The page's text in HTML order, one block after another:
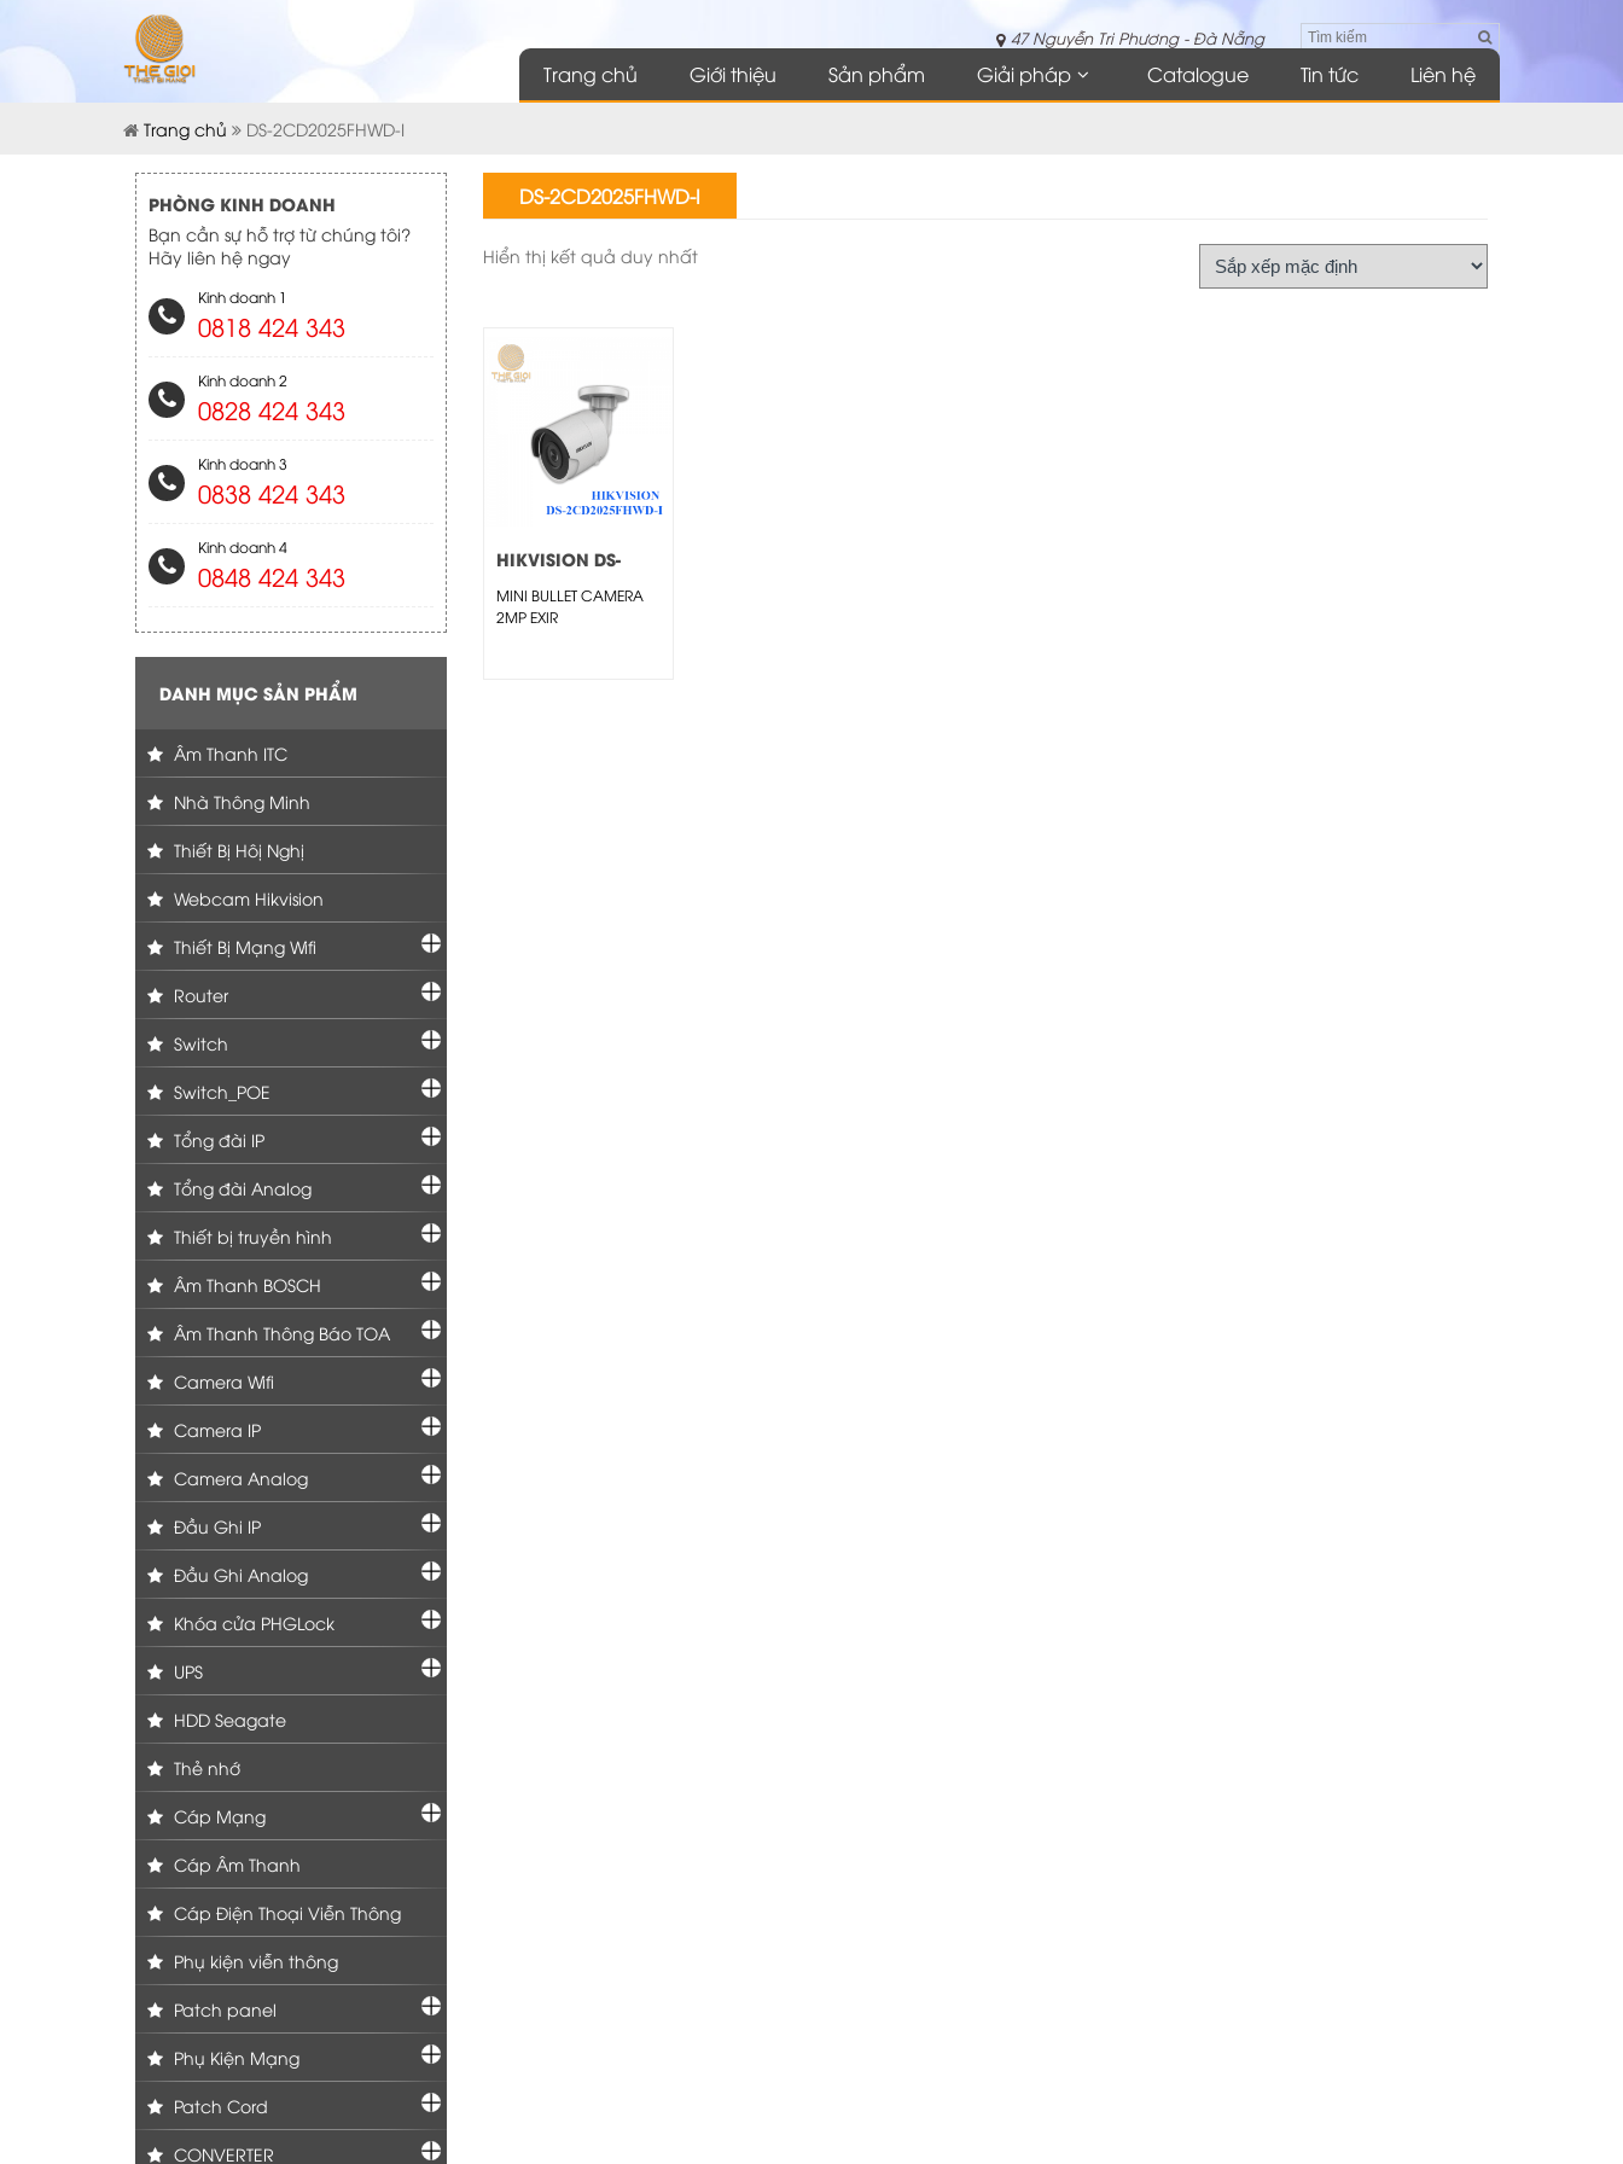
47 Nguyễn Tri Phương - Đà Nẵng
Trang chủ Giới thiệu Sản phẩm Giải pháp Catalogue Tin tức Liên hệ
Trang chủ DS-2CD2025FHWD-I
PHÒNG KINH DOANH
Bạn cần sự hỗ trợ từ chúng tôi?
Hãy liên hệ ngay
Kinh doanh 1
0818 424 343
Kinh doanh 2
0828 424 343
Kinh doanh 3
0838 424 343
Kinh doanh 4
0848 424 343
DANH MỤC SẢN PHẨM
Âm Thanh ITC
Nhà Thông Minh
Thiết Bị Hôị Nghị
Webcam Hikvision
Thiết Bị Mạng Wifi
Router
Switch
Switch_POE
Tổng đài IP
Tổng đài Analog
Thiết bị truyền hình
Âm Thanh BOSCH
Âm Thanh Thông Báo TOA
Camera Wifi
Camera IP
Camera Analog
Đầu Ghi IP
Đầu Ghi Analog
Khóa cửa PHGLock
UPS
HDD Seagate
Thẻ nhớ
Cáp Mạng
Cáp Âm Thanh
Cáp Điện Thoại Viễn Thông
Phụ kiện viễn thông
Patch panel
Phụ Kiện Mạng
Patch Cord
CONVERTER
DS-2CD2025FHWD-I
Hiển thị kết quả duy nhất
HIKVISION DS-
2CD2025FHWD-I
MINI BULLET CAMERA
2MP EXIR